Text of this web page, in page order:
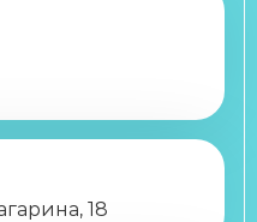
ул. Гагарина, 18